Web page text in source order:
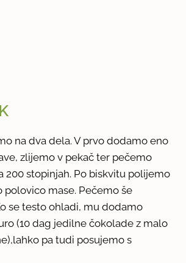
na dva dela. V prvo dodamo eno
zlijemo v pekač ter pečemo
200 stopinjah. Po biskvitu polijemo
polovico mase. Pečemo še
se testo ohladi, mu dodamo
(10 dag jedilne čokolade z malo
pa tudi posujemo s